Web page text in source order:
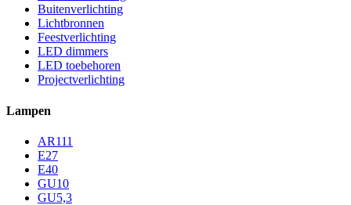
Buitenverlichting
Lichtbronnen
Feestverlichting
LED dimmers
LED toebehoren
Projectverlichting
Lampen
AR111
E27
E40
GU10
GU5,3